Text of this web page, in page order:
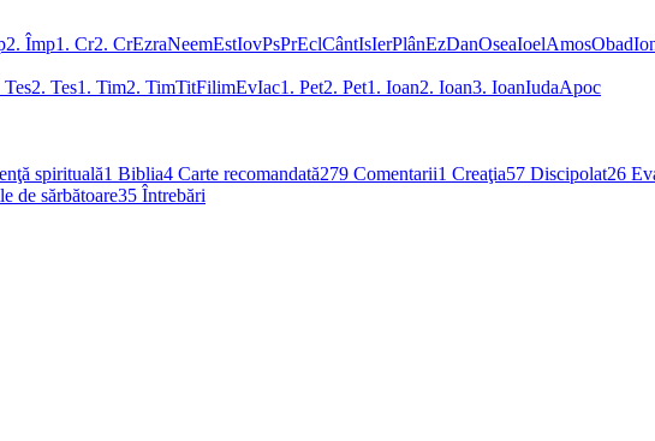
2. Împ1. Cr2. CrEzraNeemEstIovPsPrEclCântIsIerPlânEzDanOseaIoelAmosObad
Tes2. Tes1. Tim2. TimTitFilimEvIac1. Pet2. Pet1. Ioan2. Ioan3. IoanIudaApoc
spirituală1 Biblia4 Carte recomandată279 Comentarii1 Creaţia57 Discipolat26
de sărbătoare35 Întrebări